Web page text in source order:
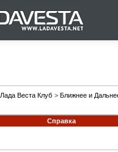
Лада Веста Клуб > Ближнее и
Справка